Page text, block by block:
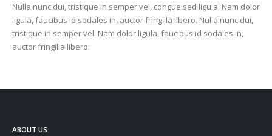
Nulla nunc dui, tristique in semper vel, congue sed ligula. Nam dolor
ligula, faucibus id sodales in, auctor fringilla libero. Nulla nunc dui,
tristique in semper vel. Nam dolor ligula, faucibus id sodales in,
auctor fringilla libero.
ABOUT US